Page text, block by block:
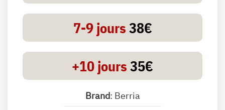
7-9 jours38€
+10 jours35€
Brand: Berria